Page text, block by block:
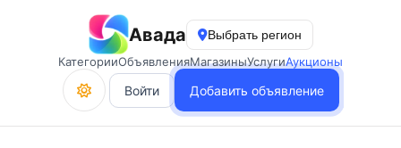
Авада
Выбрать регион
КатегорииОбъявленияМагазиныУслугиАукционы
Войти Добавить объявление